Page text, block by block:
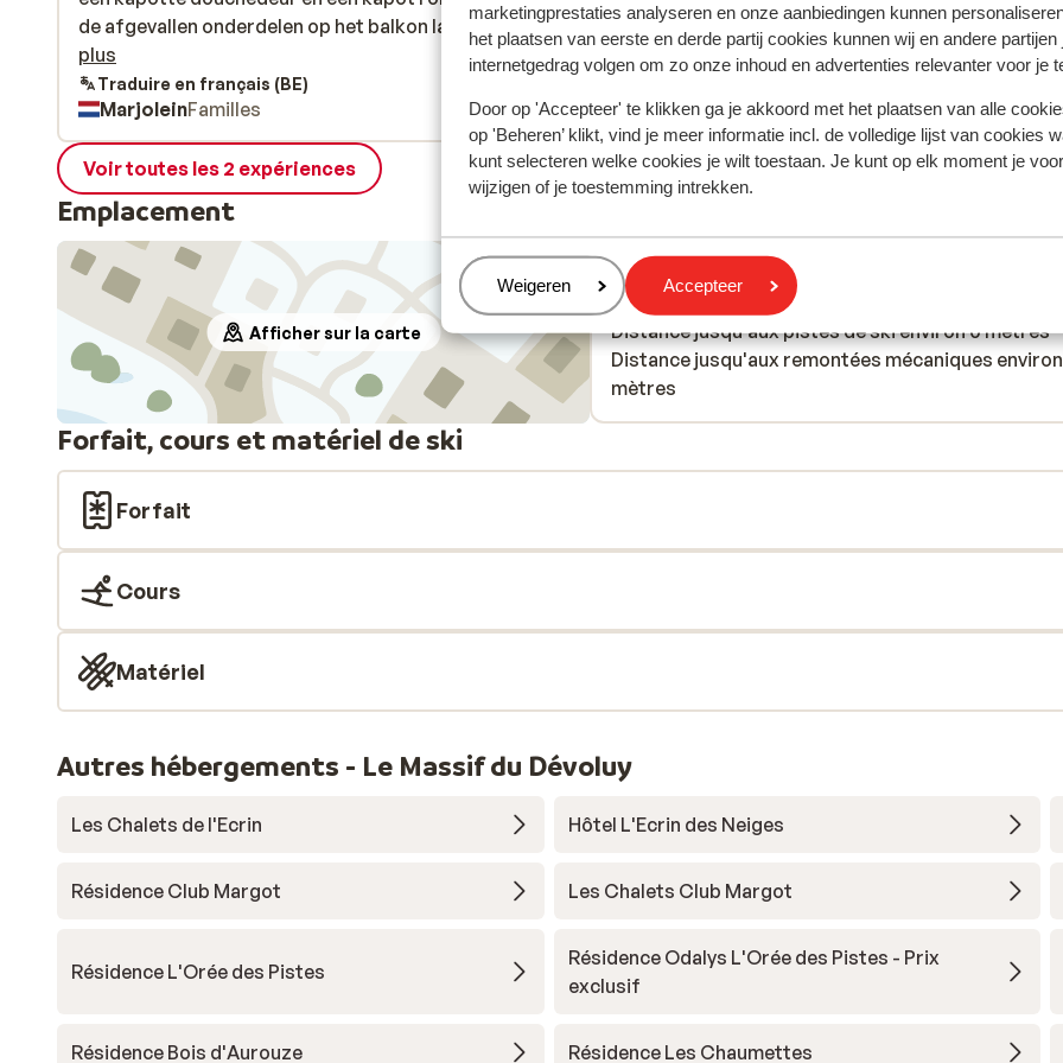
marketingprestaties analyseren en onze aanbiedingen kunnen
het plaatsen van eerste en derde partij cookies kunnen wij en andere partijen
internetgedrag volgen om zo onze inhoud en advertenties relevanter voor je
Door op 'Accepteer' te klikken ga je akkoord met het plaatsen van alle
op 'Beheren’ klikt, vind je meer informatie incl. de volledige lijst van cookies
kunt selecteren welke cookies je wilt toestaan. Je kunt op elk moment je
wijzigen of je toestemming intrekken.
Beheren
Weigeren Accepteer
de afgevallen onderdelen op het balkon lagen. Verder
kregen wij twee sets sleutels waarvan er bij een set de
sleutel voor ski locker was afgebroken.
de afgevallen onderdelen op het balkon lagen. Verd...
plus
Traduire en français (BE)
MarjoleinFamilles
gastvrijheid in La joue du loup vonden wij over het
algemeen helaas ver te zoeken. En jammer van de
moesten ophalen, en later natuurlijk ook weer
moesten brengen..
gastvrijheid in La joue du loup vonden...plus
Traduire en français (BE)
AnonymeFamilles
Voir toutes les 2 expériences
Emplacement
Afficher sur la carte
À proximité
Distance du centre-ville: environ 400 mètres
Distance jusqu'aux pistes de ski environ 0 mètres
Distance jusqu'aux remontées mécaniques
mètres
Forfait, cours et matériel de ski
Forfait
Cours
Matériel
Autres hébergements - Le Massif du Dévoluy
Les Chalets de l'Ecrin Hôtel L'Ecrin des Neiges
Résidence Club Margot Les Chalets Club Margot
Résidence L'Orée des Pistes
Résidence Odalys L'Orée des Pistes - Prix
exclusif
Résidence Bois d'Aurouze Résidence Les Chaumettes